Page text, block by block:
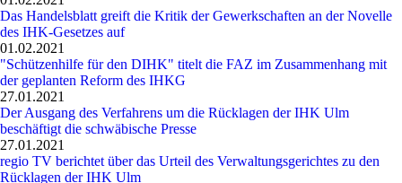
Das Handelsblatt greift die Kritik der Gewerkschaften an der Novelle
des IHK-Gesetzes auf
01.02.2021
"Schützenhilfe für den DIHK" titelt die FAZ im Zusammenhang mit
der geplanten Reform des IHKG
27.01.2021
Der Ausgang des Verfahrens um die Rücklagen der IHK Ulm
beschäftigt die schwäbische Presse
27.01.2021
regio TV berichtet über das Urteil des Verwaltungsgerichtes zu den
Rücklagen der IHK Ulm